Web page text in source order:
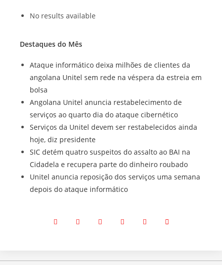
No results available
Destaques do Mês
Ataque informático deixa milhões de clientes da
angolana Unitel sem rede na véspera da estreia em
bolsa
Angolana Unitel anuncia restabelecimento de
serviços ao quarto dia do ataque cibernético
Serviços da Unitel devem ser restabelecidos ainda
hoje, diz presidente
SIC detém quatro suspeitos do assalto ao BAI na
Cidadela e recupera parte do dinheiro roubado
Unitel anuncia reposição dos serviços uma semana
depois do ataque informático